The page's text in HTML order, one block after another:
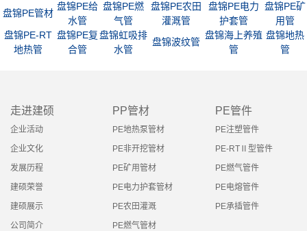
盘锦PE管材
盘锦PE给
水管
盘锦PE燃
气管
盘锦PE农田
灌溉管
盘锦PE电力
护套管
盘锦PE矿
用管
盘锦PE-RT
地热管
盘锦PE复
合管
盘锦虹吸排
水管
盘锦波纹管
盘锦海上养殖
管
盘锦地热
管
走进建硕
企业活动
企业文化
发展历程
建硕荣誉
建硕展示
公司简介
PP管材
PE地热泵管材
PE非开挖管材
PE矿用管材
PE电力护套管材
PE农田灌溉
PE燃气管材
PE管件
PE注塑管件
PE-RTⅡ型管件
PE燃气管件
PE电熔管件
PE承插管件